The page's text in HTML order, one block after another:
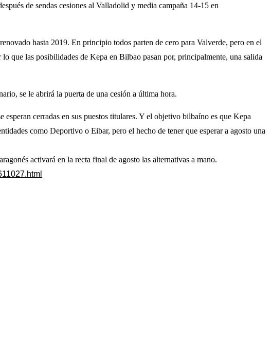
de sendas cesiones al Valladolid y media campaña 14-15 en
hasta 2019. En principio todos parten de cero para Valverde, pero en el
que las posibilidades de Kepa en Bilbao pasan por, principalmente, una salida
se le abrirá la puerta de una cesión a última hora.
cerradas en sus puestos titulares. Y el objetivo bilbaíno es que Kepa
como Deportivo o Eibar, pero el hecho de tener que esperar a agosto una
activará en la recta final de agosto las alternativas a mano.